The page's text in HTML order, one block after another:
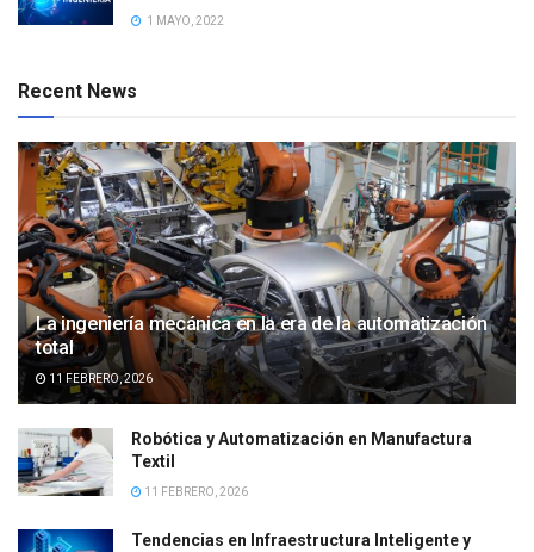
1 MAYO, 2022
Recent News
La ingeniería mecánica en la era de la automatización
total
11 FEBRERO, 2026
Robótica y Automatización en Manufactura
Textil
11 FEBRERO, 2026
Tendencias en Infraestructura Inteligente y